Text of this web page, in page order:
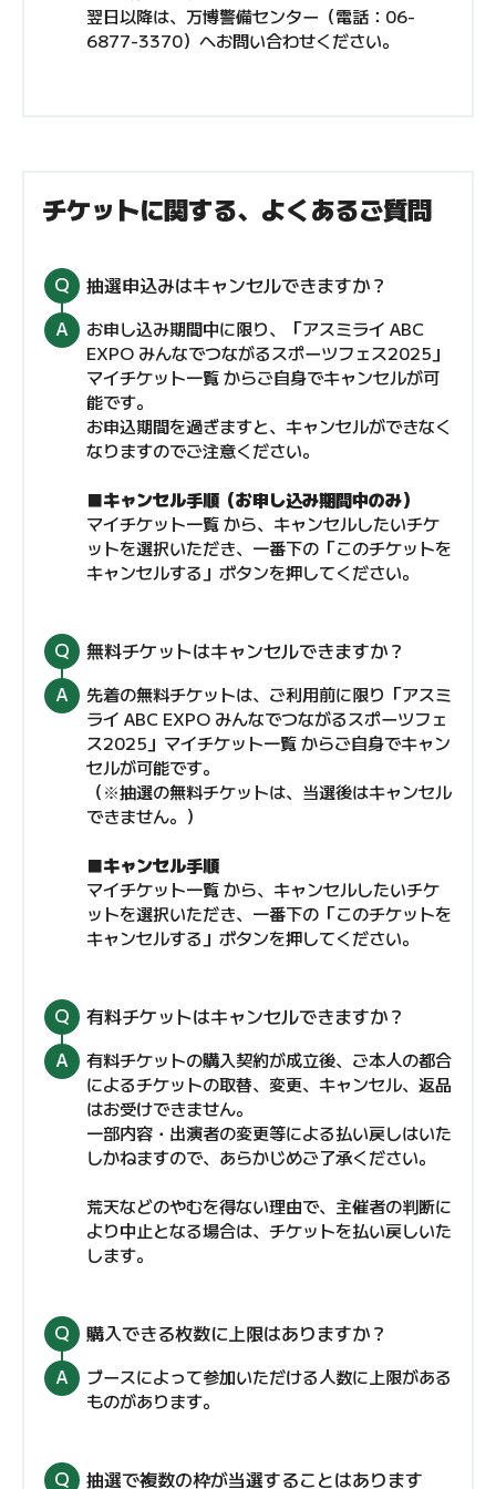
翌日以降は、万博警備センター（電話：06-
6877-3370）へお問い合わせください。
チケットに関する、よくあるご質問
抽選申込みはキャンセルできますか？
お申し込み期間中に限り、「アスミライ ABC
EXPO みんなでつながるスポーツフェス2025」
マイチケット一覧 からご自身でキャンセルが可
能です。
お申込期間を過ぎますと、キャンセルができなく
なりますのでご注意ください。
■キャンセル手順（お申し込み期間中のみ）
マイチケット一覧 から、キャンセルしたいチケ
ットを選択いただき、一番下の「このチケットを
キャンセルする」ボタンを押してください。
無料チケットはキャンセルできますか？
先着の無料チケットは、ご利用前に限り「アスミ
ライ ABC EXPO みんなでつながるスポーツフェ
ス2025」マイチケット一覧 からご自身でキャン
セルが可能です。
（※抽選の無料チケットは、当選後はキャンセル
できません。）
■キャンセル手順
マイチケット一覧 から、キャンセルしたいチケ
ットを選択いただき、一番下の「このチケットを
キャンセルする」ボタンを押してください。
有料チケットはキャンセルできますか？
有料チケットの購入契約が成立後、ご本人の都合
によるチケットの取替、変更、キャンセル、返品
はお受けできません。
一部内容・出演者の変更等による払い戻しはいた
しかねますので、あらかじめご了承ください。
荒天などのやむを得ない理由で、主催者の判断に
より中止となる場合は、チケットを払い戻しいた
します。
購入できる枚数に上限はありますか？
ブースによって参加いただける人数に上限がある
ものがあります。
抽選で複数の枠が当選することはあります